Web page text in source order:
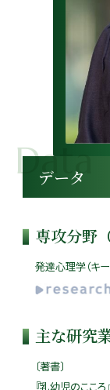
データ
専攻分野
発達心理学（キ
主な研究
〔著書〕
『乳幼児のこころ